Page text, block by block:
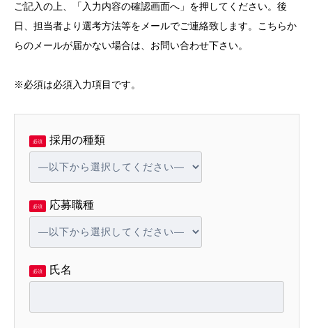
ご記入の上、「入力内容の確認画面へ」を押してください。後
日、担当者より選考方法等をメールでご連絡致します。こちらか
らのメールが届かない場合は、お問い合わせ下さい。
※必須は必須入力項目です。
必須 採用の種類
必須 応募職種
必須 氏名